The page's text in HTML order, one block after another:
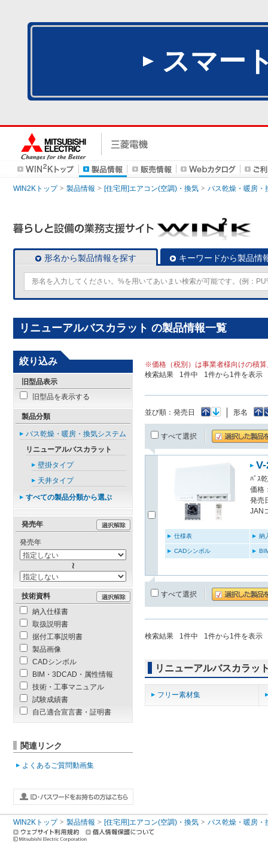
スマー
WIN2Kトップ 製品情報 [住宅用]エアコン(空調)・換気 バス乾燥・暖房・
形名から製品情報を探す キーワードから製品情
リニューアルバスカラット の製品情報一覧
※価格（税別）は事業者様向けの積
検索結果
1件中 1件から 1件を表示
並び順： 発売日 形名
すべて選択
ﾊﾞｽ
価格
発売
JAN
仕様表 納
CADシンボル
すべて選択
検索結果 1件中 1件から 1件を表示
リニューアルバスカラッ
フリー素材集
絞り込み
旧型品表示
旧型品を表示する
製品分類
バス乾燥・暖房・換気システム
リニューアルバスカラット
壁掛タイプ
天井タイプ
すべての製品分類から選ぶ
発売年
発売年
技術資料
納入仕様書
取扱説明書
据付工事説明書
製品画像
CADシンボル
BIM・3DCAD・属性情報
技術・工事マニュアル
試験成績書
自己適合宣言書・証明書
関連リンク
よくあるご質問動画集
WIN2Kトップ 製品情報 [住宅用]エアコン(空調)・換気 バス乾燥・暖房・